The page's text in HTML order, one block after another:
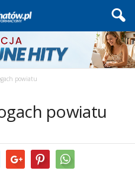
powiatu
powiatu